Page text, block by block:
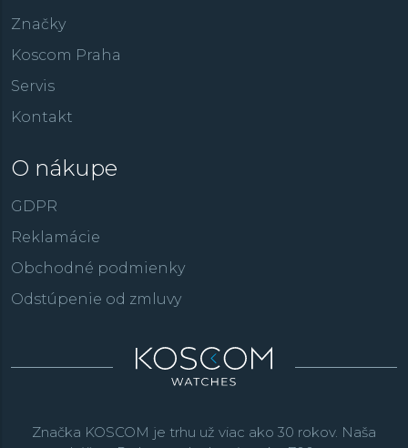
Značky
Koscom Praha
Servis
Kontakt
O nákupe
GDPR
Reklamácie
Obchodné podmienky
Odstúpenie od zmluvy
Značka KOSCOM je trhu už viac ako 30 rokov. Naša